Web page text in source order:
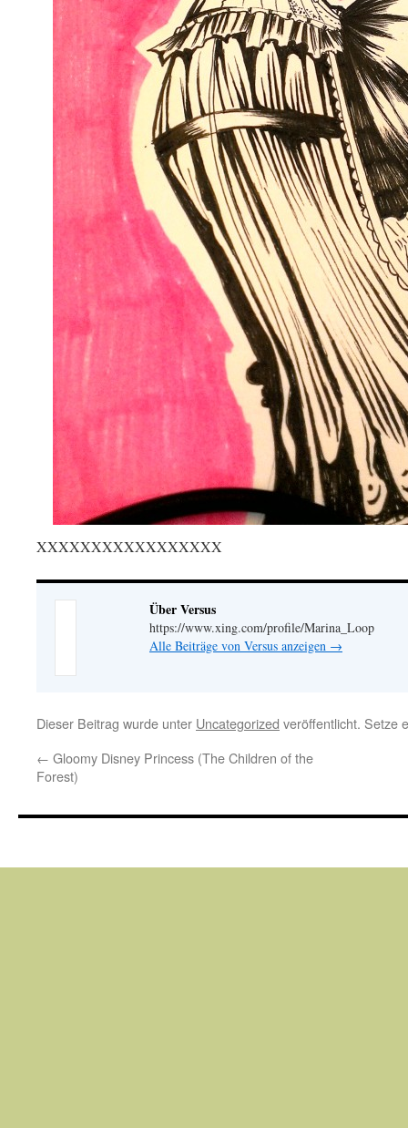
XXXXXXXXXXXXXXXXX
Über Versus
https://www.xing.com/profile/Marina_Loop
Alle Beiträge von Versus anzeigen →
Dieser Beitrag wurde unter Uncategorized veröffentlicht. Setze
← Gloomy Disney Princess (The Children of the
Forest)